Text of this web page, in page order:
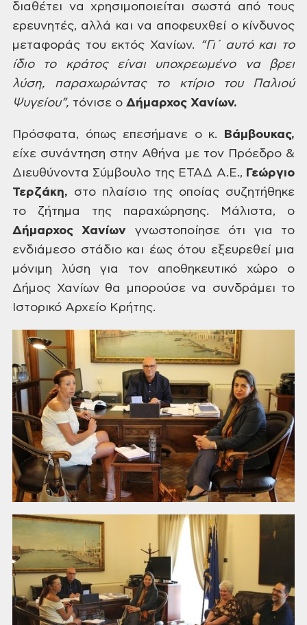
διαθέτει να χρησιμοποιείται σωστά
από τους
ερευνητές, αλλά και να αποφευχθεί ο κίνδυνος
μεταφοράς του εκτός Χανίων. “Γι΄ αυτό και το
ίδιο το κράτος είναιυποχρεωμένο να βρει
λύση, παραχωρώνταςτο κτίριο του Παλιού
Ψυγείου”, τόνισε ο Δήμαρχος Χανίων.
Πρόσφατα, όπως επεσήμανε ο κ.
Βάμβουκας,
είχε συνάντηση στην Αθήνα μετον Πρόεδρο &
Διευθύνοντα Σύμβουλο της ΕΤΑΔ Α.Ε., Γεώργιο
Τερζάκη, στο πλαίσιο της οποίας συζητήθηκε
το ζήτημα
της παραχώρησης. Μάλιστα, ο
Δήμαρχος Χανίων γνωστοποίησεότι για το
ενδιάμεσο στάδιο και έως ότου εξευρεθεί μια
μόνιμη λύση για τοναποθηκευτικό χώρο ο
Δήμος Χανίων θα
μπορούσε να συνδράμει το
Ιστορικό Αρχείο Κρήτης.